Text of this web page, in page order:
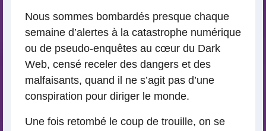
Nous sommes bombardés presque chaque
semaine d’alertes à la catastrophe numérique
ou de pseudo-enquêtes au cœur du Dark
Web, censé receler des dangers et des
malfaisants, quand il ne s’agit pas d’une
conspiration pour diriger le monde.
Une fois retombé le coup de trouille, on se